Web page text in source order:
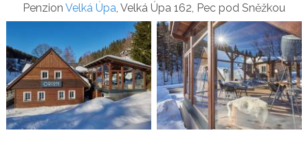
Penzion Velká Úpa, Velká Úpa 162, Pec pod Sněžkou